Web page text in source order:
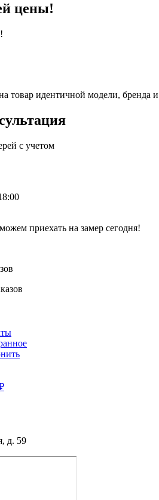
цены!
товар идентичной модели,
с учетом
можем приехать на замер сегодня!
д. 59